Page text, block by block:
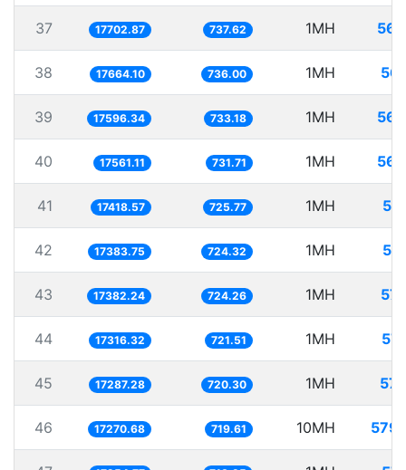
37 17702.87 737.62 1MH
38 17664.10 736.00 1MH
39 17596.34 733.18 1MH
40 17561.11 731.71 1MH
41 17418.57 725.77 1MH
42 17383.75 724.32 1MH
43 17382.24 724.26 1MH
44 17316.32 721.51 1MH
45 17287.28 720.30 1MH
46 17270.68 719.61 10MH